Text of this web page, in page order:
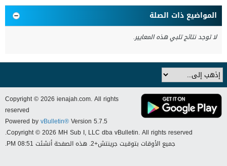
المواضيع ذات الصلة
لا توجد نتائج تلبي هذه المعايير.
Copyright © 2026 ienajah.com. All rights
reserved
Powered byvBulletin®Version 5.7.5
Copyright © 2026 MH Sub I, LLC dba vBulletin. All rights reserved.
جميع الأوقات بتوقيت جرينتش+2. هذه الصفحة أنشئت 08:51 PM.